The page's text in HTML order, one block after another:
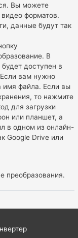
Вы можете
форматов.
данные будут так
В
доступен в
Если вам нужно
имя файла. Если вы
то нажмите
для загрузки
или планшет, а
в одном из онлайн-
Google Drive или
преобразования.